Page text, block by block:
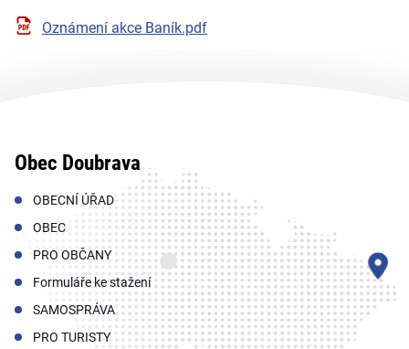
Oznámení akce Baník.pdf
Obec Doubrava
OBECNÍ ÚŘAD
OBEC
PRO OBČANY
Formuláře ke stažení
SAMOSPRÁVA
PRO TURISTY